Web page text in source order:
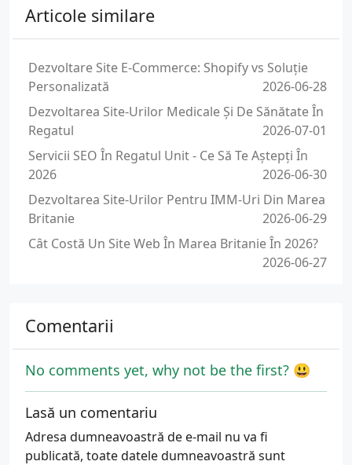
Articole similare
Dezvoltare Site E-Commerce: Shopify vs Soluție
Personalizată
2026-06-28
Dezvoltarea Site-Urilor Medicale Și De Sănătate În
Regatul
2026-07-01
Servicii SEO În Regatul Unit - Ce Să Te Aștepți În
2026
2026-06-30
Dezvoltarea Site-Urilor Pentru IMM-Uri Din Marea
Britanie
2026-06-29
Cât Costă Un Site Web În Marea Britanie În 2026?
2026-06-27
Comentarii
No comments yet, why not be the first? 😃
Lasă un comentariu
Adresa dumneavoastră de e-mail nu va fi
publicată, toate datele dumneavoastră sunt